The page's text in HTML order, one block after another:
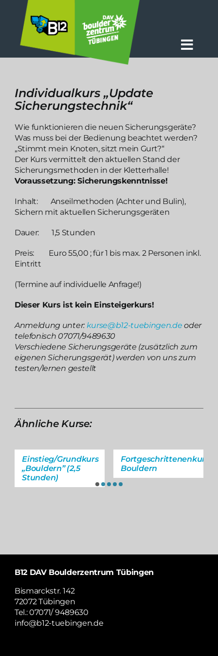
springen
Das B12
Kurse
Info
Individualkurs „Update
Sicherungstechnik“
Wie funktionieren die neuen Sicherungsgeräte?
Was muss bei der Bedienung beachtet werden?
„Stimmt mein Knoten, sitzt mein Gurt?“
Der Kurs vermittelt den aktuellen Stand der
Sicherungsmethoden in der Kletterhalle!
Voraussetzung: Sicherungskenntnisse!
Inhalt: Anseilmethoden (Achter und Bulin),
Sichern mit aktuellen Sicherungsgeräten
Dauer: 1,5 Stunden
Preis: Euro 55,00 ; für 1 bis max. 2 Personen inkl.
Eintritt
(Termine auf individuelle Anfrage!)
Dieser Kurs ist kein Einsteigerkurs!
Anmeldung unter: kurse@b12-tuebingen.de oder
telefonisch 07071/9489630
Verschiedene Sicherungsgeräte (zusätzlich zum
eigenen Sicherungsgerät) werden von uns zum
testen/lernen gestellt
Ähnliche Kurse:
Einstieg/Grundkurs
„Bouldern” (2,5
Stunden)
Fortgeschrittenenkurs
Bouldern
B12 DAV Boulderzentrum Tübingen
Bismarckstr. 142
72072 Tübingen
Tel.: 07071/ 9489630
info@b12-tuebingen.de